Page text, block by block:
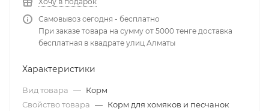
Самовывоз сегодня - бесплатно
При заказе товара на сумму от 5000 тенге доставка
бесплатная в квадрате улиц Алматы
Характеристики
Вид товара — Корм
Свойство товара — Корм для хомяков и песчанок